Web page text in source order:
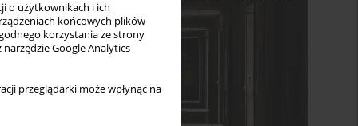
o użytkownikach i ich
końcowych plików
korzystania ze strony
Google Analytics
przeglądarki może wpłynąć na